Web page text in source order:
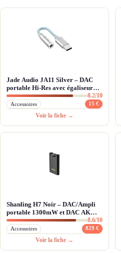
Jade Audio JA11 Silver – DAC
portable Hi-Res avec égaliseur
pro pour Android
8.2/10
Accessoires 15 €
Voir la fiche →
Shanling H7 Noir – DAC/Ampli
portable 1300mW et DAC AKM
premium
8.6/10
Accessoires 829 €
Voir la fiche →